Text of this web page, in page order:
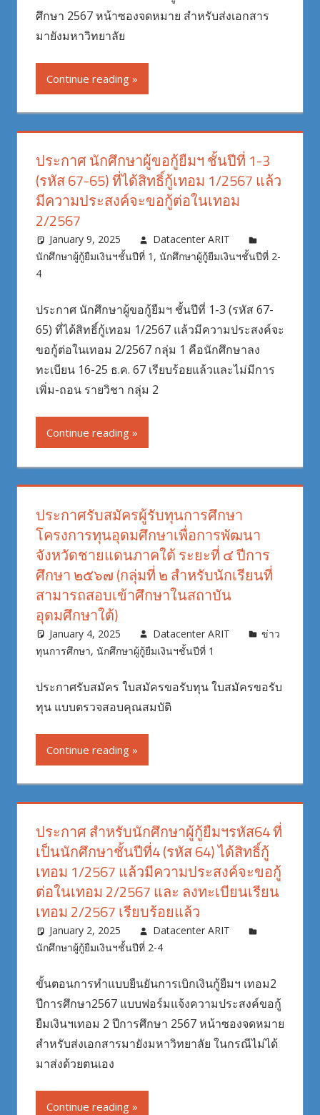
ศึกษา 2567 หน้าซองจดหมาย สำหรับส่งเอกสาร
มายังมหาวิทยาลัย
Continue reading
ประกาศ นักศึกษาผู้ขอกู้ยืมฯ ชั้นปีที่ 1-3
(รหัส 67-65) ที่ได้สิทธิ์กู้เทอม 1/2567 แล้ว
มีความประสงค์จะขอกู้ต่อในเทอม
2/2567
January 9, 2025
Datacenter ARIT
นักศึกษาผู้กู้ยืมเงินฯชั้นปีที่ 1 , นักศึกษาผู้กู้ยืมเงินฯชั้นปีที่ 2-
4
ประกาศ นักศึกษาผู้ขอกู้ยืมฯ ชั้นปีที่ 1-3 (รหัส 67-
65) ที่ได้สิทธิ์กู้เทอม 1/2567 แล้วมีความประสงค์จะ
ขอกู้ต่อในเทอม 2/2567 กลุ่ม 1 คือนักศึกษาลง
ทะเบียน 16-25 ธ.ค. 67 เรียบร้อยแล้วและไม่มีการ
เพิ่ม-ถอน รายวิชา กลุ่ม 2
Continue reading
ประกาศรับสมัครผู้รับทุนการศึกษา
โครงการทุนอุดมศึกษาเพื่อการพัฒนา
จังหวัดชายแดนภาคใต้ ระยะที่ ๔ ปีการ
ศึกษา ๒๕๖๗ (กลุ่มที่ ๒ สำหรับนักเรียนที่
สามารถสอบเข้าศึกษาในสถาบัน
อุดมศึกษาใต้)
January 4, 2025 Datacenter ARIT
ข่าว
ทุนการศึกษา, นักศึกษาผู้กู้ยืมเงินฯชั้นปีที่ 1
ประกาศรับสมัคร ใบสมัครขอรับทุน ใบสมัครขอรับ
ทุน แบบตรวจสอบคุณสมบัติ
Continue reading
ประกาศ สำหรับนักศึกษาผู้กู้ยืมฯรหัส64 ที่
เป็นนักศึกษาชั้นปีที่4 (รหัส 64) ได้สิทธิ์กู้
เทอม 1/2567 แล้วมีความประสงค์จะขอกู้
ต่อในเทอม 2/2567 และ ลงทะเบียนเรียน
เทอม 2/2567 เรียบร้อยแล้ว
January 2, 2025
Datacenter ARIT
นักศึกษาผู้กู้ยืมเงินฯชั้นปีที่ 2-4
ขั้นตอนการทำแบบยืนยันการเบิกเงินกู้ยืมฯ เทอม2
ปีการศึกษา2567 แบบฟอร์มแจ้งความประสงค์ขอกู้
ยืมเงินฯเทอม 2 ปีการศึกษา 2567 หน้าซองจดหมาย
สำหรับส่งเอกสารมายังมหาวิทยาลัย ในกรณีไม่ได้
มาส่งด้วยตนเอง
Continue reading